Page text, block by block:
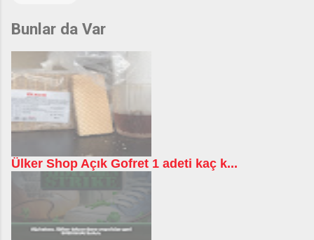
Bunlar da Var
Ülker Shop Açık Gofret 1 adeti kaç k...